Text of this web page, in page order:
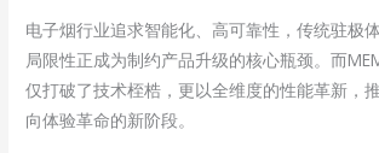
电子烟行业追求智能化、高可靠性，传统驻极
局限性正成为制约产品升级的核心瓶颈。而
仅打破了技术桎梏，更以全维度的性能革新，
向体验革命的新阶段。